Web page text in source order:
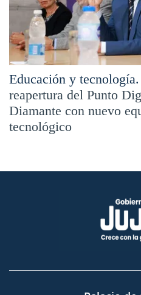
Educación y tecnología.
reapertura del Punto
Diamante con nuevo
tecnológico